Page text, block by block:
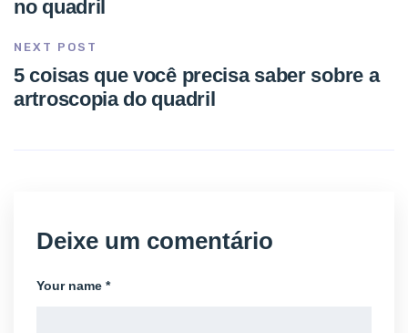
no quadril
NEXT POST
5 coisas que você precisa saber sobre a
artroscopia do quadril
Deixe um comentário
Your name *